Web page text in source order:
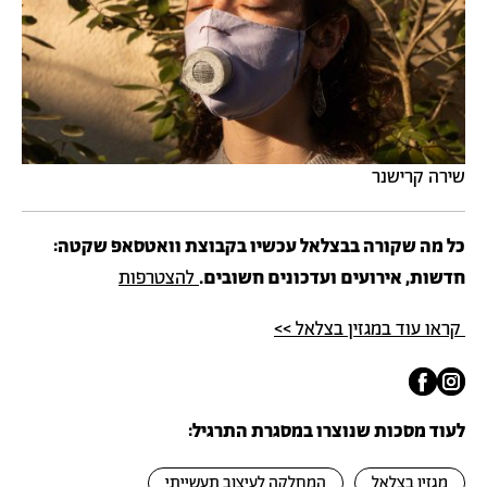
שירה קרישנר
כל מה שקורה בבצלאל עכשיו בקבוצת וואטסאפ שקטה:
חדשות, אירועים ועדכונים חשובים.להצטרפות
קראו עוד במגזין בצלאל >>
לעוד מסכות שנוצרו במסגרת התרגיל: